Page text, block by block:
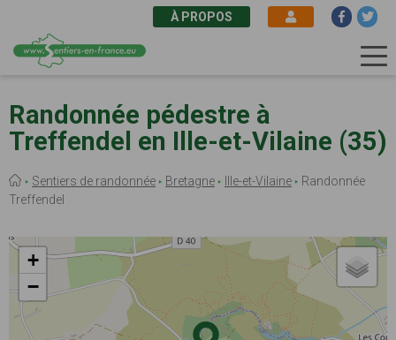
au
contenu
principal
À PROPOS
Randonnée pédestre à
Treffendel en Ille-et-Vilaine (35)
Fil
d'Ariane
Sentiers de randonnée Bretagne Ille-et-Vilaine
Randonnée
Treffendel
+
−